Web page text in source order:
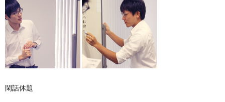
閑話休題